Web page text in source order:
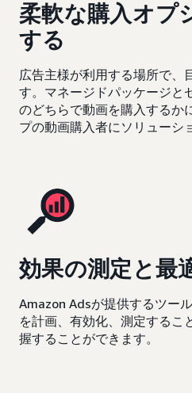
柔軟な購入オプ
する
広告主様が利用する場所で、
す。マネージドパッケージと
のどちらで動画を購入するか
プの動画購入者にソリューシ
効果の測定と最
Amazon Adsが提供するツー
を計画、有効化、測定するこ
握することができます。